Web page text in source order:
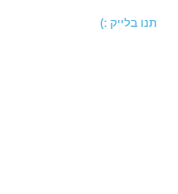
תנו בלייק :)